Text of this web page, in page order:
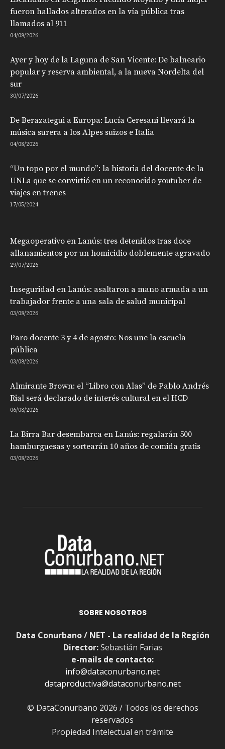
fueron hallados alterados en la vía pública tras
llamados al 911
04/08/2026
Ayer y hoy de la Laguna de San Vicente: De balneario
popular y reserva ambiental, a la nueva Nordelta del
sur
30/07/2026
De Berazategui a Europa: Lucía Ceresani llevará la
música surera a los Alpes suizos e Italia
04/08/2026
“Un topo por el mundo”: la historia del docente de la
UNLa que se convirtió en un reconocido youtuber de
viajes en trenes
17/05/2024
Megaoperativo en Lanús: tres detenidos tras doce
allanamientos por un homicidio doblemente agravado
29/07/2026
Inseguridad en Lanús: asaltaron a mano armada a un
trabajador frente a una sala de salud municipal
03/08/2026
Paro docente 3 y 4 de agosto: Nos une la escuela
pública
03/08/2026
Almirante Brown: el “Libro con Alas” de Pablo Andrés
Rial será declarado de interés cultural en el HCD
06/08/2026
La Birra Bar desembarca en Lanús: regalarán 500
hamburguesas y sortearán 10 años de comida gratis
03/08/2026
SOBRE NOSOTROS
Data Conurbano / NET - La realidad de la Región
Director:Sebastián Farias
e-mails de contacto:
info@dataconurbano.net
dataproductiva@dataconurbano.net
© DataConurbano 2026 / Todos los derechos
reservados
Propiedad Intelectual en trámite